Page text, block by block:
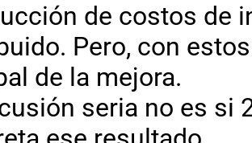
de costos de
Pero, con
de la mejora.
seria no es si